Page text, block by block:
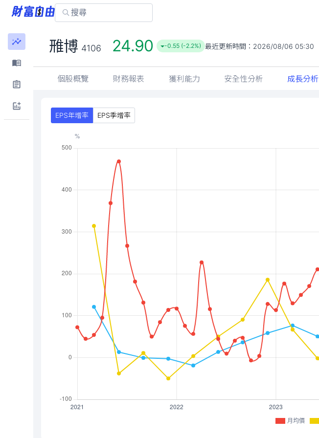
雃博 4106 24.90 -0.55 (-2.2%) 最近更新時間： 2026/08/06 05:30
個股概覽 財務報表 獲利能力 安全性分析 成長分析
EPS年增率 EPS季增率
月均價